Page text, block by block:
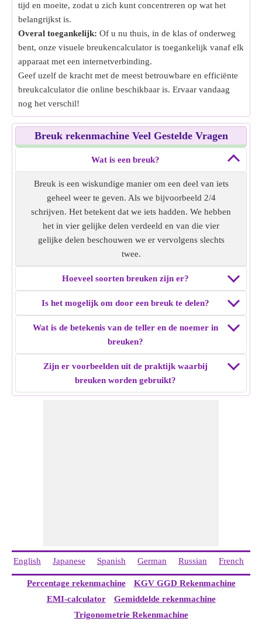
tijd en moeite, zodat u zich kunt concentreren op wat het
belangrijkst is.
Overal toegankelijk: Of u nu thuis, in de klas of onderweg
bent, onze visuele breukencalculator is toegankelijk vanaf elk
apparaat met een internetverbinding.
Geef uzelf de kracht met de meest betrouwbare en efficiënte
breukcalculator die online beschikbaar is. Ervaar vandaag
nog het verschil!
Breuk rekenmachine Veel Gestelde Vragen
Wat is een breuk?
Breuk is een wiskundige manier om een deel van iets
geheel weer te geven. Als we bijvoorbeeld 2/4
schrijven. Het betekent dat we iets hadden. We hebben
het in vier gelijke delen verdeeld en van die vier
gelijke delen beschouwen we er vervolgens slechts
twee.
Hoeveel soorten breuken zijn er?
Is het mogelijk om door een breuk te delen?
Wat is de betekenis van de teller en de noemer in
breuken?
Zijn er voorbeelden uit de praktijk waarbij
breuken worden gebruikt?
English Japanese Spanish German Russian French
Percentage rekenmachine
KGV GGD Rekenmachine
EMI-calculator
Gemiddelde rekenmachine
Trigonometrie Rekenmachine